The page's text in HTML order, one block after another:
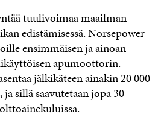
tuulivoimaa maailman
edistämisessä. Norsepower
ensimmäisen ja ainoan
apumoottorin.
jälkikäteen ainakin 20 000
sillä saavutetaan jopa 30